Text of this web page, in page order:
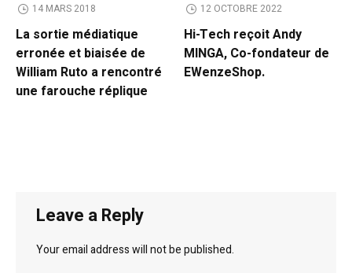
14 MARS 2018
La sortie médiatique
erronée et biaisée de
William Ruto a rencontré
une farouche réplique
12 OCTOBRE 2022
Hi-Tech reçoit Andy
MINGA, Co-fondateur de
EWenzeShop.
Leave a Reply
Your email address will not be published.